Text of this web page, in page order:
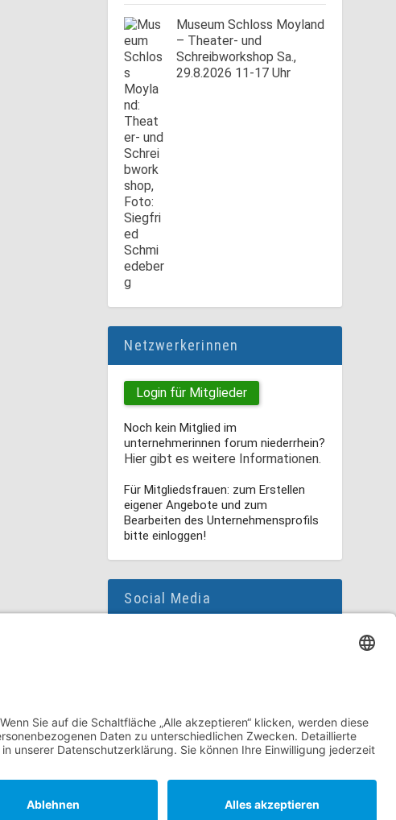
Museum Schloss Moyland
– Theater- und
Schreibworkshop Sa.,
29.8.2026 11-17 Uhr
Netzwerkerinnen
Login für Mitglieder
Noch kein Mitglied im
unternehmerinnen forum niederrhein?
Hier gibt es weitere Informationen.
Für Mitgliedsfrauen: zum Erstellen
eigener Angebote und zum
Bearbeiten des Unternehmensprofils
bitte einloggen!
Social Media